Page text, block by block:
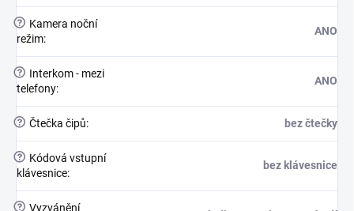
?
Kamera noční
režim:
ANO
?
Interkom - mezi
telefony:
ANO
? Čtečka čipů: bez čtečky
?
Kódová vstupní
klávesnice:
bez klávesnice
? Vyzvánění